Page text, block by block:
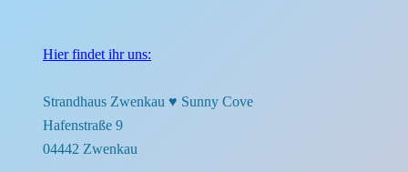
Hier findet ihr uns:
Strandhaus Zwenkau ♥︎ Sunny Cove
Hafenstraße 9
04442 Zwenkau